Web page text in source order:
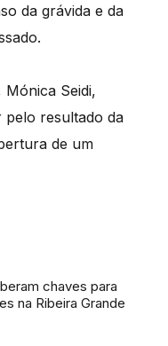
da grávida e da
Mónica Seidi,
pelo resultado da
de um
chaves para
na Ribeira Grande